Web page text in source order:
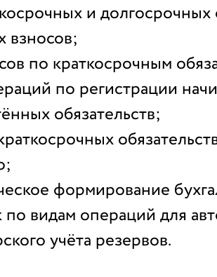
и долгосрочных
взносов;
по краткосрочным
по регистрации
обязательств;
формирование
видам операций для
учёта резервов.